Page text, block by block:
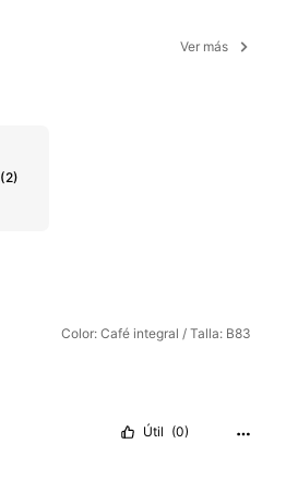
Ver más
(2)
Color: Café integral / Talla: B83
Útil (0)